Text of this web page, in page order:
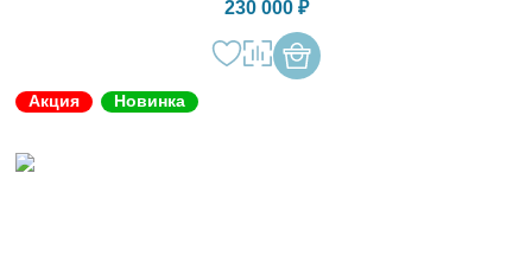
230 000 ₽
Акция Новинка